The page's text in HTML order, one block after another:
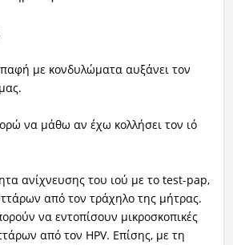
με κονδυλώματα αυξάνει τον
να μάθω αν έχω κολλήσει τον ιό
ανίχνευσης του ιού με το test-pap,
από τον τράχηλο της μήτρας.
να εντοπίσουν μικροσκοπικές
από τον HPV. Επίσης, με τη